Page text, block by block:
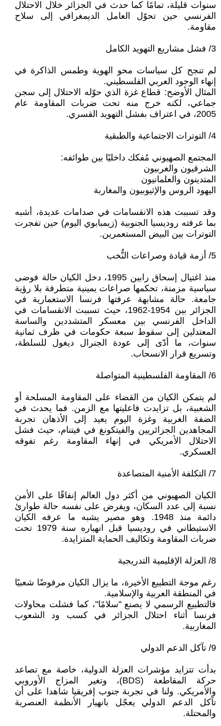
سنوات قليلة، تمامًا كما حدث في الجزائر خلال الاحتلال
الفرنسي حين تحوّل العامل الديمغرافي إلى سلاح
مقاومة.
3/ فشل مشاريع التهويد الكامل
لم تنجح كل سياسات محو الهوية وطمس الذاكرة في
إنهاء الوجود العربي الفلسطيني.
المثال الأوضح: قطاع غزة الذي حوّله الاحتلال إلى سجن
جماعي، لكنه خرج منه تحت ضربات المقاومة عام
2005، في اعتراف بفشل التهويد القسري.
4/ التوترات الاجتماعية والطبقية
المجتمع الصهيوني مُفكك داخليًا بين طوائفه:
الشرقيون والغربيون
المتدينون والعلمانيون
اليهود الروس والإثيوبيون والمغاربة
وقد تسببت هذه الانقسامات في صدامات عديدة، أشبه
بما عرفته روديسيا الجنوبية (زيمبابوي اليوم) حين تفجرت
التوترات بين البيض المستعمرين.
5/ أزمة قيادة وصراعات النُّخب
منذ اغتيال إسحاق رابين 1995، دخل الكيان حالة فوضى
سياسية مزمنة، تحكمها صراعات يمينية متطرفة بلا رؤية
جامعة. حالة مشابهة عرفتها فرنسا الاستعمارية في
الجزائر بين 1954-1962، حيث تسببت الانقسامات في
الداخل الفرنسي بين معسكر المتشددين والساسة
المعتدلين إلى سقوط سبعة حكومات في ظرف ثمانية
سنوات، ما أدّى إلى عودة الجنرال ديغول للسلطة،
وتسريع قرار الانسحاب.
6/ المقاومة الفلسطينية المتواصلة
لم يتمكن الكيان من القضاء على المقاومة المسلحة أو
الشعبية، بل تزايدت فاعليتها مع الزمن. فما يحدث في
الضفة الغربية وغزة اليوم يعيد إلى الأذهان تجربة
المجاهدين الجزائريين والفيتكونغ في فيتنام، حيث فشل
الاحتلال الأمريكي في إنهاء المقاومة رغم تفوقه
العسكري.
7/ التكلفة الأمنية المتصاعدة
الكيان الصهيوني من أكثر دول العالم إنفاقًا على الأمن
نسبة إلى عدد السكان، ويفرض على نفسه حالة طوارئ
دائمة منذ 1948. وهو مصير يشبه ما عرفه الكيان
الاستيطاني في روديسيا قبل انهياره سنة 1979 تحت
ضربات المقاومة وتكاليف الحماية المتزايدة.
8/ العزلة الإقليمية التدريجية
رغم موجة التطبيع الأخيرة، ما يزال الكيان مرفوضًا شعبيًا
في المنطقة العربية والإسلامية.
فالتطبيع الرسمي لا يصنع "سلامًا"، كما فشلت محاولات
فرنسا أثناء احتلال الجزائر في كسب ود الشعوب
المغاربية.
9/ تآكل الدعم الدولي
بدأت تتزايد مؤشرات العزلة الدولية، خاصة مع تصاعد
حركة المقاطعة (BDS)، وتغير المزاج الأوروبي
والأمريكي. ولنا في تجربة جنوب إفريقيا شاهدا على أن
تآكل الدعم الدولي يعجّل بانهيار الأنظمة العنصرية
والمحتلة.